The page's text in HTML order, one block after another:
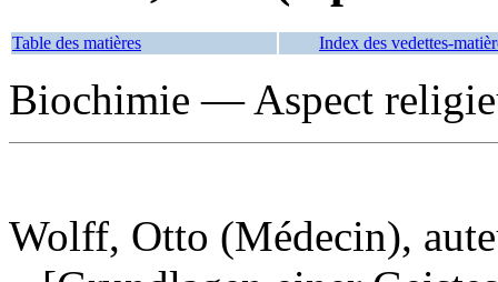
Table des matières Index des vedettes-
Biochimie — Aspect
Wolff, Otto (Médecin),